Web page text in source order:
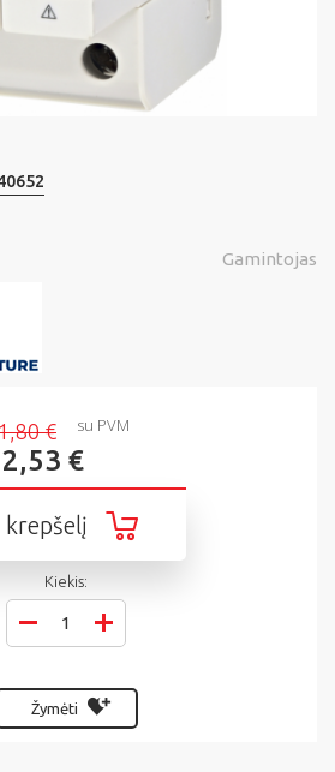
Gamintojas
€
€
su PVM
krepšelį
Kiekis:
Žymėti